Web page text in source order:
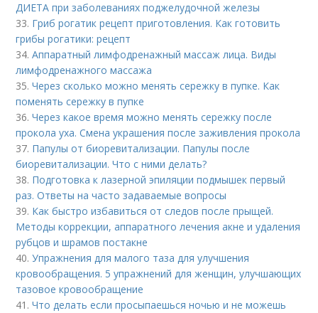
ДИЕТА при заболеваниях поджелудочной железы
33. Гриб рогатик рецепт приготовления. Как готовить
грибы рогатики: рецепт
34.Аппаратный лимфодренажный массаж лица. Виды
лимфодренажного массажа
35.Через сколько можно менять сережку в пупке. Как
поменять сережку в пупке
36.Через какое время можно менять сережку после
прокола уха. Смена украшения после заживления прокола
37. Папулы от биоревитализации. Папулы после
биоревитализации. Что с ними делать?
38. Подготовка к лазерной эпиляции подмышек первый
раз. Ответы на часто задаваемые вопросы
39. Как быстро избавиться от следов после прыщей.
Методы коррекции, аппаратного лечения акне и удаления
рубцов и шрамов постакне
40.Упражнения для малого таза для улучшения
кровообращения. 5 упражнений для женщин, улучшающих
тазовое кровообращение
41.Что делать если просыпаешься ночью и не можешь